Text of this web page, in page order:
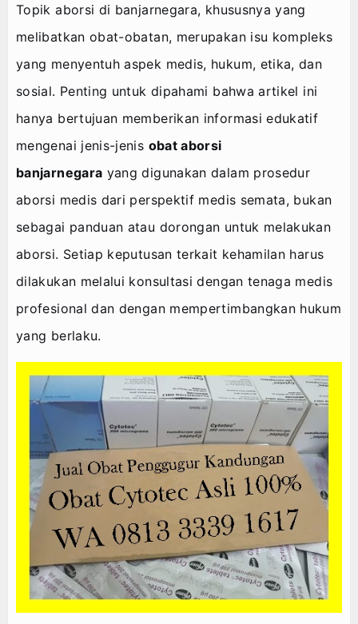
Topik aborsi di banjarnegara, khususnya yang
melibatkan obat-obatan, merupakan isu kompleks
yang menyentuh aspek medis, hukum, etika, dan
sosial. Penting untuk dipahami bahwa artikel ini
hanya bertujuan memberikan informasi edukatif
mengenai jenis-jenis obat aborsi
banjarnegara yang digunakan dalam prosedur
aborsi medis dari perspektif medis semata, bukan
sebagai panduan atau dorongan untuk melakukan
aborsi. Setiap keputusan terkait kehamilan harus
dilakukan melalui konsultasi dengan tenaga medis
profesional dan dengan mempertimbangkan hukum
yang berlaku.